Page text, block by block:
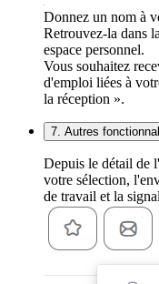
Donnez un nom à
Retrouvez-la dans
espace personnel.
Vous souhaitez
d'emploi liées à
la réception ».
7. Autres
Depuis le détail de
votre sélection,
de travail et la